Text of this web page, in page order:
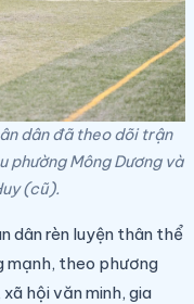
dân đã theo dõi trận
phường Mông Dương và
(cũ).
dân rèn luyện thân thể
mạnh, theo phương
hội văn minh, gia